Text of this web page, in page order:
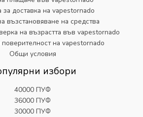
за доставка на vapestornado
възстановяване на средства
на възрастта във vapestornado
на vapestornado
Общи условия
избори
40000 ПУФ
36000 ПУФ
30000 ПУФ